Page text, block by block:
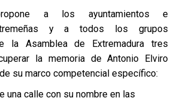
a los ayuntamientos e
y a todos los grupos
la Asamblea de Extremadura tres
la memoria de Antonio Elviro
su marco competencial específico:
una calle con su nombre en las